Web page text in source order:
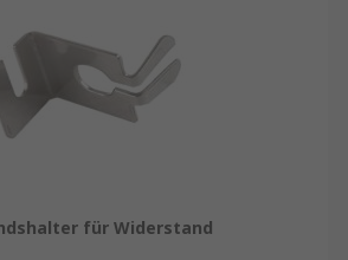
für Widerstand